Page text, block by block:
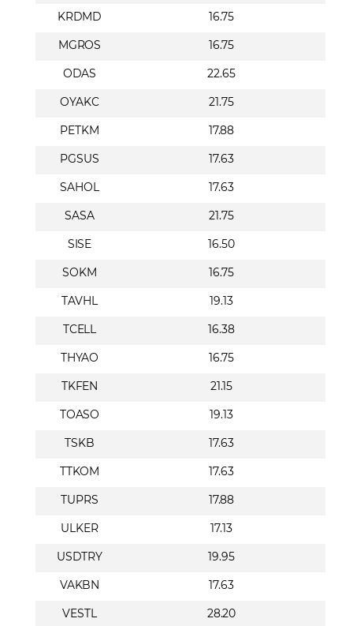
KRDMD
16.75
MGROS
16.75
ODAS
22.65
OYAKC
21.75
PETKM
17.88
PGSUS
17.63
SAHOL
17.63
SASA
21.75
SISE
16.50
SOKM
16.75
TAVHL
19.13
TCELL
16.38
THYAO
16.75
TKFEN
21.15
TOASO
19.13
TSKB
17.63
TTKOM
17.63
TUPRS
17.88
ULKER
17.13
USDTRY
19.95
VAKBN
17.63
VESTL
28.20